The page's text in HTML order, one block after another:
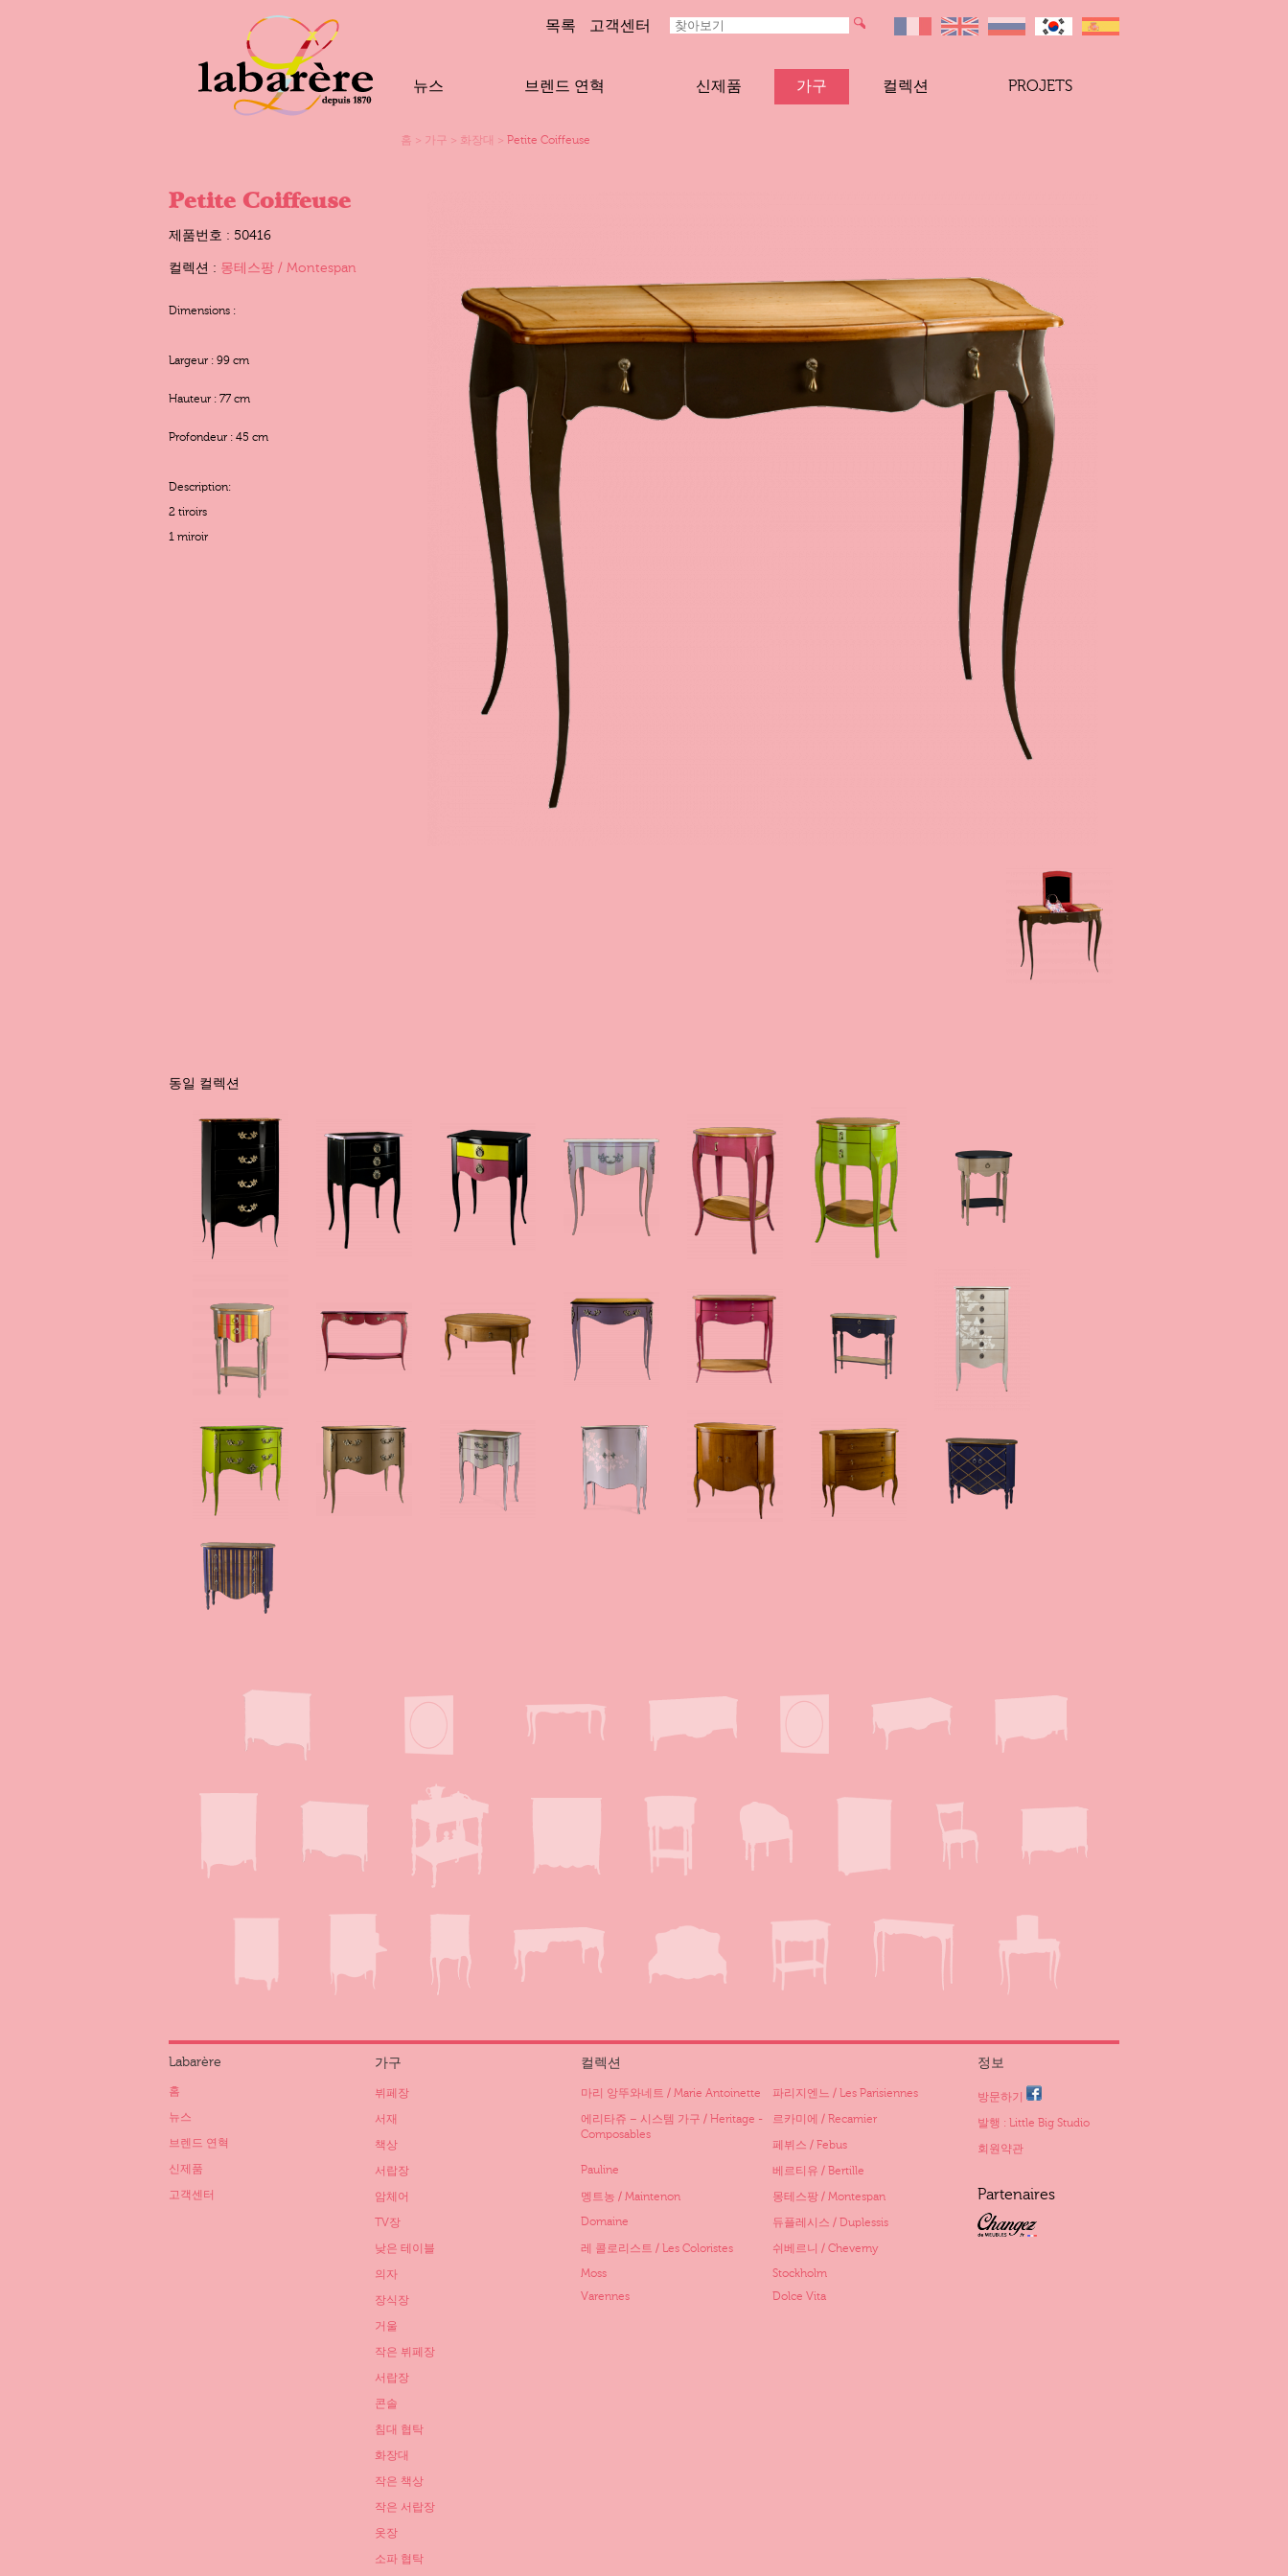
목록 고객센터
뉴스 브렌드 연혁 신제품 가구 컬렉션 PROJETS
홈 > 가구 > 화장대 > Petite Coiffeuse
Petite Coiffeuse
제품번호 : 50416
컬렉션 : 몽테스팡 / Montespan
Dimensions :
Largeur : 99 cm
Hauteur : 77 cm
Profondeur : 45 cm
Description:
2 tiroirs
1 miroir
동일 컬렉션
Labarère
홈
뉴스
브렌드 연혁
신제품
고객센터
가구
뷔페장
서재
책상
서랍장
암체어
TV장
낮은 테이블
의자
장식장
거울
작은 뷔페장
서랍장
콘솔
침대 협탁
화장대
작은 책상
작은 서랍장
옷장
소파 협탁
컬렉션
마리 앙뚜와네트 / Marie Antoinette
파리지엔느 / Les Parisiennes
에리타쥬 – 시스템 가구 / Heritage -
Composables
르카미에 / Recamier
페뷔스 / Febus
Pauline
베르티유 / Bertille
멩트농 / Maintenon
몽테스팡 / Montespan
Domaine
듀플레시스 / Duplessis
레 콜로리스트 / Les Coloristes
쉬베르니 / Cheverny
Moss
Stockholm
Varennes
Dolce Vita
정보
방문하기
발행 : Little Big Studio
회원약관
Partenaires